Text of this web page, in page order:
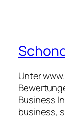
Unter
Business
business,